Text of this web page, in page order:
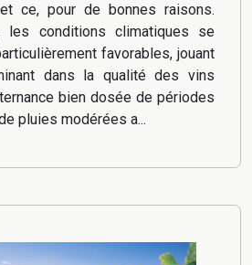
ce, pour de bonnes raisons.
les conditions climatiques se
favorables, jouant
dans la qualité des vins
bien dosée de périodes
pluies modérées a...